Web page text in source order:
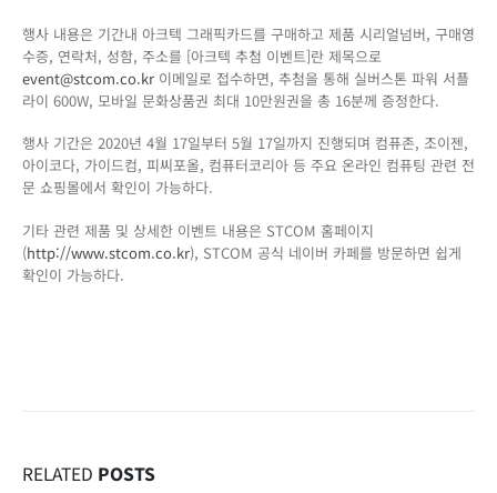
행사 내용은 기간내 아크텍 그래픽카드를 구매하고 제품 시리얼넘버, 구매영
수증, 연락처, 성함, 주소를 [아크텍 추첨 이벤트]란 제목으로
event@stcom.co.kr 이메일로 접수하면, 추첨을 통해 실버스톤 파워 서플
라이 600W, 모바일 문화상품권 최대 10만원권을 총 16분께 증정한다.
행사 기간은 2020년 4월 17일부터 5월 17일까지 진행되며 컴퓨존, 조이젠,
아이코다, 가이드컴, 피씨포올, 컴퓨터코리아 등 주요 온라인 컴퓨팅 관련 전
문 쇼핑몰에서 확인이 가능하다.
기타 관련 제품 및 상세한 이벤트 내용은 STCOM 홈페이지
(http://www.stcom.co.kr), STCOM 공식 네이버 카페를 방문하면 쉽게
확인이 가능하다.
RELATED POSTS